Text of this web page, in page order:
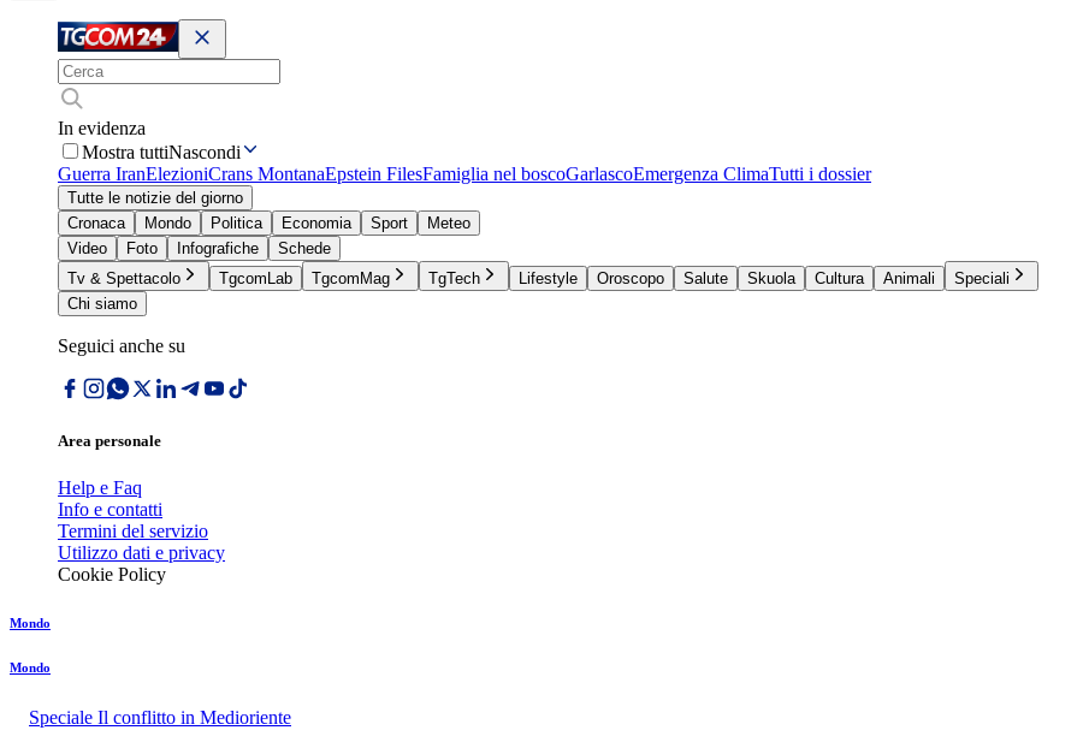
In evidenza
Mostra tuttiNascondi
Guerra IranElezioniCrans MontanaEpstein FilesFamiglia nel boscoGarlascoEmergenza ClimaTutti i dossier
Tutte le notizie del giorno
Cronaca
Mondo Politica Economia Sport
Meteo
Video
Foto Infografiche
Schede
Tv & Spettacolo
TgcomLab TgcomMag TgTech Lifestyle Oroscopo Salute Skuola Cultura Animali
Speciali
Chi siamo
Seguici anche su
Area personale
Help e Faq
Info e contatti
Termini del servizio
Utilizzo dati e privacy
Cookie Policy
Mondo
Mondo
Speciale Il conflitto in Medioriente